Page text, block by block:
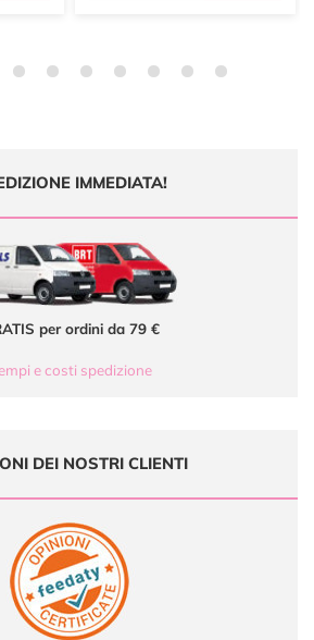
IMMEDIATA!
per ordini da 79 €
e costi spedizione
DEI NOSTRI CLIENTI